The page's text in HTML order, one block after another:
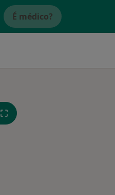
É médico?
Sex,
14 Ago